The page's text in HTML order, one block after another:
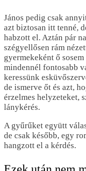
János pedig csak
azt biztosan itt tenné,
habzott el. Aztán pár
szégyellősen rám
gyermekeként ő
mindennél fontosabb
keressünk
de ismerve őt és azt,
érzelmes helyzeteket,
lánykérés.
A gyűrűket együtt
de csak később, egy
hangzott el a kérdés.